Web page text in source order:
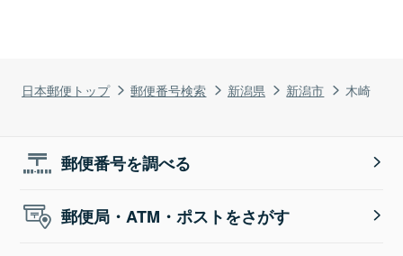
日本郵便トップ 郵便番号検索 新潟県 新潟市 木崎
郵便番号を調べる
郵便局・ATM・ポストをさがす